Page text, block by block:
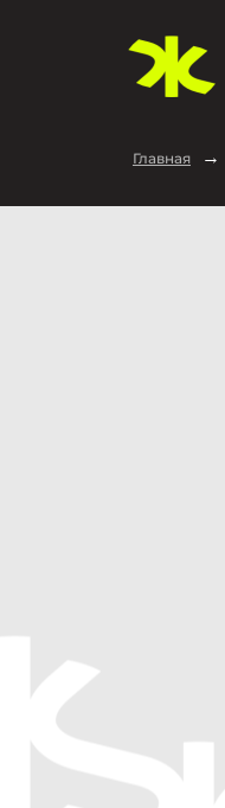
Главная →